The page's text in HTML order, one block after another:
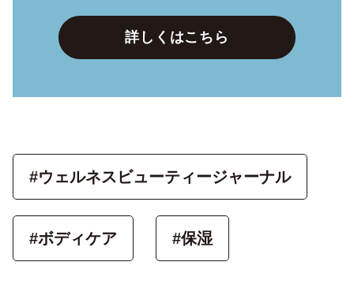
詳しくはこちら
#ウェルネスビューティージャーナル
#ボディケア #保湿